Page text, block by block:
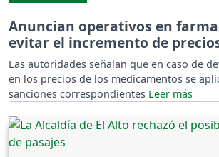
Anuncian operativos en
evitar el incremento de
Las autoridades señalan que en caso de
en los precios de los medicamentos se
sanciones correspondientes